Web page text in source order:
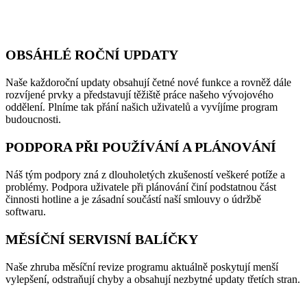
OBSÁHLÉ ROČNÍ UPDATY
Naše každoroční updaty obsahují četné nové funkce a rovněž dále
rozvíjené prvky a představují těžiště práce našeho vývojového
oddělení. Plníme tak přání našich uživatelů a vyvíjíme program
budoucnosti.
PODPORA PŘI POUŽÍVÁNÍ A PLÁNOVÁNÍ
Náš tým podpory zná z dlouholetých zkušeností veškeré potíže a
problémy. Podpora uživatele při plánování činí podstatnou část
činnosti hotline a je zásadní součástí naší smlouvy o údržbě
softwaru.
MĚSÍČNÍ SERVISNÍ BALÍČKY
Naše zhruba měsíční revize programu aktuálně poskytují menší
vylepšení, odstraňují chyby a obsahují nezbytné updaty třetích stran.